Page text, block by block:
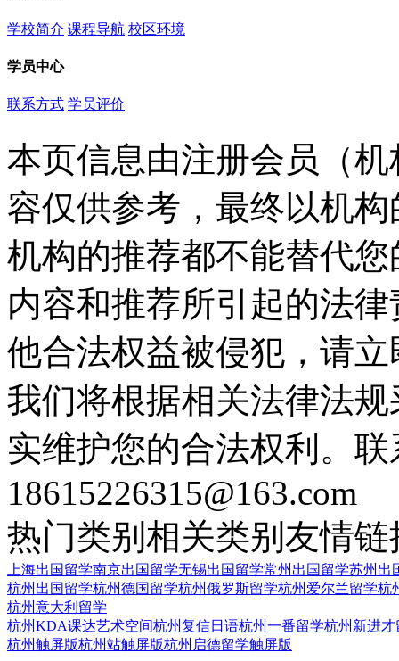
学校简介 课程导航 校区环境
学员中心
联系方式 学员评价
本页信息由注册会员（
容仅供参考，最终以机
机构的推荐都不能替代
内容和推荐所引起的法
他合法权益被侵犯，请
我们将根据相关法律法
实维护您的合法权利。
18615226315@163.com
热门类别 相关类别 友情链
上海出国留学南京出国留学无锡出国留学常州出国留学苏州出
杭州出国留学杭州德国留学杭州俄罗斯留学杭州爱尔兰留学杭
杭州意大利留学
杭州KDA课达艺术空间杭州复信日语杭州一番留学杭州新进才
杭州触屏版杭州站触屏版杭州启德留学触屏版